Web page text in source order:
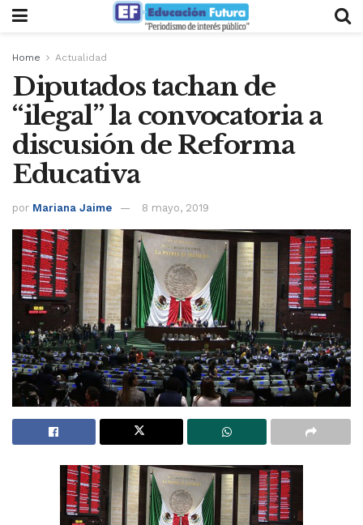
Home Actualidad
Diputados tachan de
“ilegal” la convocatoria a
discusión de Reforma
Educativa
por Mariana Jaime 8 mayo, 2019